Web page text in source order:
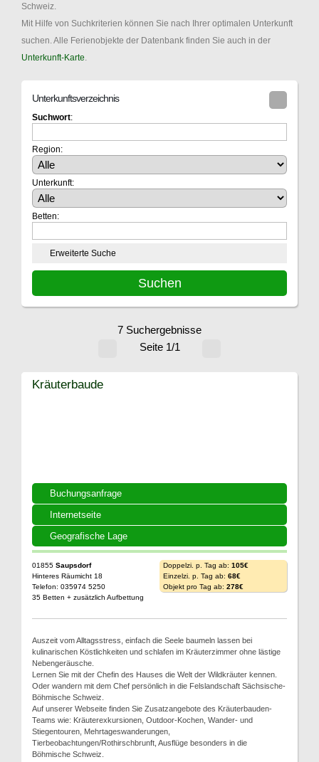
Schweiz.
Mit Hilfe von Suchkriterien können Sie nach Ihrer optimalen Unterkunft
suchen. Alle Ferienobjekte der Datenbank finden Sie auch in der
Unterkunft-Karte
Unterkunftsverzeichnis
Suchwort:
Region:
Unterkunft:
Betten:
Erweiterte Suche
7 Suchergebnisse
Seite 1/1
Buchungsanfrage
Internetseite
Geografische Lage
Kräuterbaude
01855 Saupsdorf
Hinteres Räumicht 18
Telefon: 035974 5250
35 Betten + zusätzlich Aufbettung
Doppelzi. p. Tag ab: 105€
Einzelzi. p. Tag ab: 68€
Objekt pro Tag ab: 278€
Auszeit vom Alltagsstress, einfach die Seele baumeln lassen bei
kulinarischen Köstlichkeiten und schlafen im Kräuterzimmer ohne lästige
Nebengeräusche.
Lernen Sie mit der Chefin des Hauses die Welt der Wildkräuter kennen.
Oder wandern mit dem Chef persönlich in die Felslandschaft Sächsische-
Böhmische Schweiz.
Auf unserer Webseite finden Sie Zusatzangebote des Kräuterbauden-
Teams wie: Kräuterexkursionen, Outdoor-Kochen, Wander- und
Stiegentouren, Mehrtageswanderungen,
Tierbeobachtungen/Rothirschbrunft, Ausflüge besonders in die
Böhmische Schweiz.